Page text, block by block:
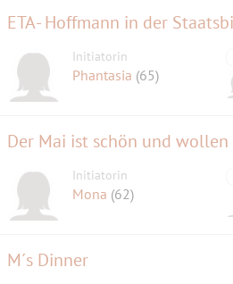
ETA- Hoffmann in der
Initiatorin
Phantasia (65)
Der Mai ist schön und
Initiatorin
Mona (62)
M´s Dinner